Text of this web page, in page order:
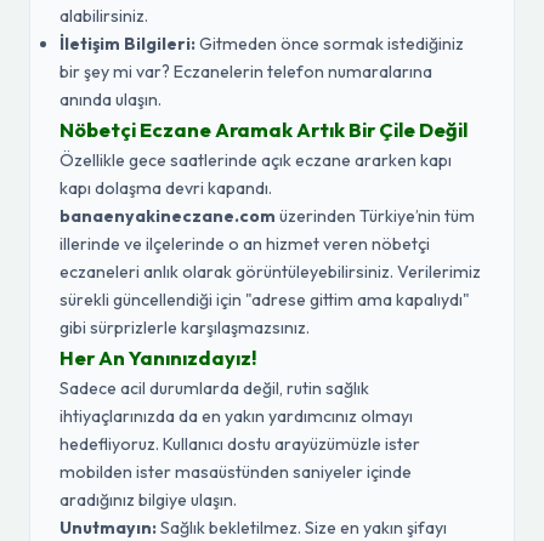
alabilirsiniz.
İletişim Bilgileri:Gitmeden önce sormak istediğiniz
bir şey mi var? Eczanelerin telefon numaralarına
anında ulaşın.
Nöbetçi Eczane Aramak Artık Bir Çile Değil
Özellikle gece saatlerinde açık eczane ararken kapı
kapı dolaşma devri kapandı.
banaenyakineczane.com üzerinden Türkiye’nin tüm
illerinde ve ilçelerinde o an hizmet veren nöbetçi
eczaneleri anlık olarak görüntüleyebilirsiniz. Verilerimiz
sürekli güncellendiği için "adrese gittim ama kapalıydı"
gibi sürprizlerle karşılaşmazsınız.
Her An Yanınızdayız!
Sadece acil durumlarda değil, rutin sağlık
ihtiyaçlarınızda da en yakın yardımcınız olmayı
hedefliyoruz. Kullanıcı dostu arayüzümüzle ister
mobilden ister masaüstünden saniyeler içinde
aradığınız bilgiye ulaşın.
Unutmayın:Sağlık bekletilmez. Size en yakın şifayı